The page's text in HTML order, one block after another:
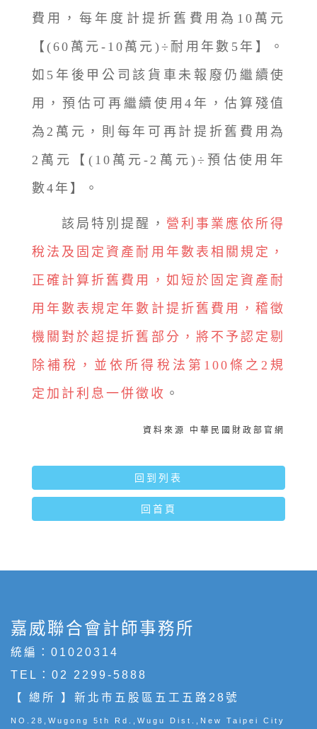
費用，每年度計提折舊費用為10萬元
【(60萬元-10萬元)÷耐用年數5年】。
如5年後甲公司該貨車未報廢仍繼續使
用，預估可再繼續使用4年，估算殘值
為2萬元，則每年可再計提折舊費用為
2萬元【(10萬元-2萬元)÷預估使用年
數4年】。
該局特別提醒， 營利事業應依所得
稅法及固定資產耐用年數表相關規定，
正確計算折舊費用，如短於固定資產耐
用年數表規定年數計提折舊費用，稽徵
機關對於超提折舊部分，將不予認定剔
除補稅，並依所得稅法第100條之2規
定加計利息一併徵收 。
資料來源 中華民國財政部官網
回到列表
回首頁
嘉威聯合會計師事務所
統編：01020314
TEL： 02 2299-5888
【 總所 】新北市五股區五工五路28號
NO.28,Wugong 5th Rd.,Wugu Dist.,New Taipei City